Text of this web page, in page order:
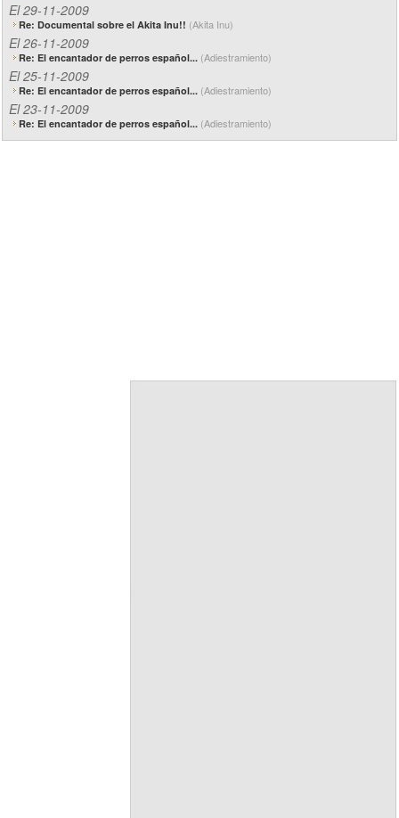
El 29-11-2009
Re: Documental sobre el Akita Inu!! (Akita Inu)
El 26-11-2009
Re: El encantador de perros español... (Adiestramiento)
El 25-11-2009
Re: El encantador de perros español... (Adiestramiento)
El 23-11-2009
Re: El encantador de perros español... (Adiestramiento)